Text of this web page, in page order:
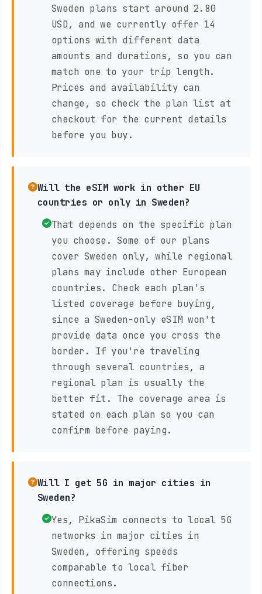
Sweden plans start around 2.80
USD, and we currently offer 14
options with different data
amounts and durations, so you can
match one to your trip length.
Prices and availability can
change, so check the plan list at
checkout for the current details
before you buy.
Will the eSIM work in other EU
countries or only in Sweden?
That depends on the specific plan
you choose. Some of our plans
cover Sweden only, while regional
plans may include other European
countries. Check each plan's
listed coverage before buying,
since a Sweden-only eSIM won't
provide data once you cross the
border. If you're traveling
through several countries, a
regional plan is usually the
better fit. The coverage area is
stated on each plan so you can
confirm before paying.
Will I get 5G in major cities in
Sweden?
Yes, PikaSim connects to local 5G
networks in major cities in
Sweden, offering speeds
comparable to local fiber
connections.